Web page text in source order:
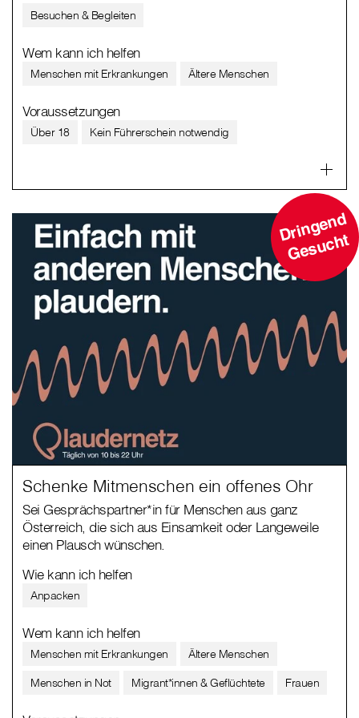
Besuchen & Begleiten
Wem kann ich helfen
Menschen mit Erkrankungen Ältere Menschen
Voraussetzungen
Über 18 Kein Führerschein notwendig
D
ri
n
g
e
n
d
G
e
s
u
c
ht
Schenke Mitmenschen ein offenes Ohr
Sei Gesprächspartner*in für Menschen aus ganz
Österreich, die sich aus Einsamkeit oder Langeweile
einen Plausch wünschen.
Wie kann ich helfen
Anpacken
Wem kann ich helfen
Menschen mit Erkrankungen
Ältere Menschen
Menschen in Not
Migrant*innen & Geflüchtete Frauen